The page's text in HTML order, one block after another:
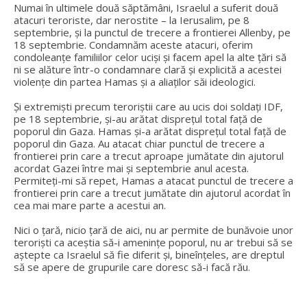
Numai în ultimele două săptămâni, Israelul a suferit două
atacuri teroriste, dar nerostite – la Ierusalim, pe 8
septembrie, și la punctul de trecere a frontierei Allenby, pe
18 septembrie. Condamnăm aceste atacuri, oferim
condoleanțe familiilor celor uciși și facem apel la alte țări să
ni se alăture într-o condamnare clară și explicită a acestei
violențe din partea Hamas și a aliaților săi ideologici.
Și extremiști precum teroriștii care au ucis doi soldați IDF,
pe 18 septembrie, și-au arătat disprețul total față de
poporul din Gaza. Hamas și-a arătat disprețul total față de
poporul din Gaza. Au atacat chiar punctul de trecere a
frontierei prin care a trecut aproape jumătate din ajutorul
acordat Gazei între mai și septembrie anul acesta.
Permiteți-mi să repet, Hamas a atacat punctul de trecere a
frontierei prin care a trecut jumătate din ajutorul acordat în
cea mai mare parte a acestui an.
Nici o țară, nicio țară de aici, nu ar permite de bunăvoie unor
teroriști ca aceștia să-i amenințe poporul, nu ar trebui să se
aștepte ca Israelul să fie diferit și, bineînțeles, are dreptul
să se apere de grupurile care doresc să-i facă rău.